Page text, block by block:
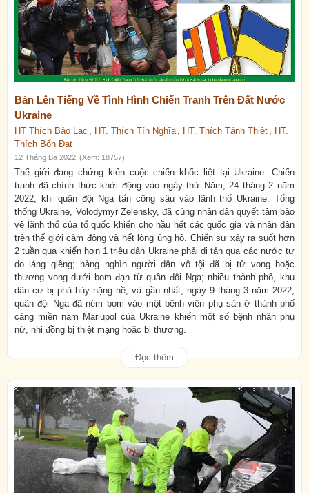
Bản Lên Tiếng Về Tình Hình Chiến Tranh Trên Đất Nước
Ukraine
HT Thích Bảo Lạc , HT. Thích Tín Nghĩa , HT. Thích Tánh Thiệt , HT.
Thích Bổn Đạt
12 Tháng Ba 2022 (Xem: 18757)
Thế giới đang chứng kiến cuộc chiến khốc liệt tại Ukraine. Chiến
tranh đã chính thức khởi động vào ngày thứ Năm, 24 tháng 2 năm
2022, khi quân đội Nga tấn công sâu vào lãnh thổ Ukraine. Tổng
thống Ukraine, Volodymyr Zelensky, đã cùng nhân dân quyết tâm bảo
vệ lãnh thổ của tổ quốc khiến cho hầu hết các quốc gia và nhân dân
trên thế giới cảm động và hết lòng ủng hộ. Chiến sự xảy ra suốt hơn
2 tuần qua khiến hơn 1 triệu dân Ukraine phải di tản qua các nước tự
do láng giềng; hàng nghìn người dân vô tội đã bị tử vong hoặc
thương vong dưới bom đạn từ quân đội Nga; nhiều thành phố, khu
dân cư bị phá hủy nặng nề, và gần nhất, ngày 9 tháng 3 năm 2022,
quân đội Nga đã ném bom vào một bệnh viện phụ sản ở thành phố
cảng miền nam Mariupol của Ukraine khiến một số bệnh nhân phụ
nữ, nhi đồng bị thiệt mạng hoặc bị thương.
Đọc thêm